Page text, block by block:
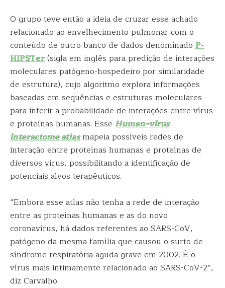
O grupo teve então a ideia de cruzar esse achado
relacionado ao envelhecimento pulmonar com o
conteúdo de outro banco de dados denominado P-
HIPSTer(sigla em inglês para predição de interações
moleculares patógeno-hospedeiro por similaridade
de estrutura), cujo algoritmo explora informações
baseadas em sequências e estruturas moleculares
para inferir a probabilidade de interações entre vírus
e proteínas humanas. Esse Human–virus
interactome atlasmapeia possíveis redes de
interação entre proteínas humanas e proteínas de
diversos vírus, possibilitando a identificação de
potenciais alvos terapêuticos.
“Embora esse atlas não tenha a rede de interação
entre as proteínas humanas e as do novo
coronavírus, há dados referentes ao SARS-CoV,
patógeno da mesma família que causou o surto de
síndrome respiratória aguda grave em 2002. É o
vírus mais intimamente relacionado ao SARS-CoV-2”,
diz Carvalho.